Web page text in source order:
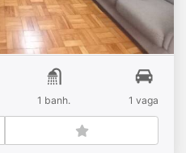
1 banh. 1 vaga